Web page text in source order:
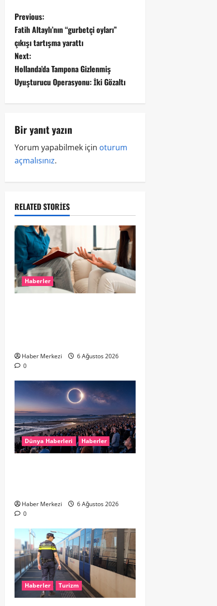
Previous:
Fatih Altaylı’nın “gurbetçi oyları”
çıkışı tartışma yarattı
Next:
Hollanda’da Tampona Gizlenmiş
Uyuşturucu Operasyonu: İki Gözaltı
Bir yanıt yazın
Yorum yapabilmek için oturum
açmalısınız.
RELATED STORIES
Haberler
Haber Merkezi
6 Ağustos 2026
0
Dünya Haberleri Haberler
Haber Merkezi
6 Ağustos 2026
0
Haberler Turizm